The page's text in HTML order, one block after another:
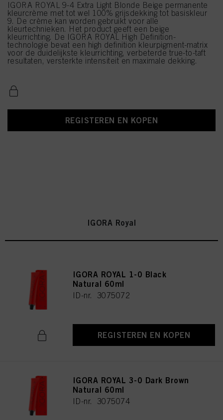
IGORA ROYAL 9-4 Extra Light Blonde Beige permanente
kleurcrème met tot wel 100% grijsdekking tot basiskleur
9. De crème kan worden gebruikt voor alle
kleurtechnieken. Het product geeft een beige
kleurrichting. De IGORA ROYAL High Definition-
technologie bevat een high definition kleurpigment-matrix
voor de duidelijkste kleurrichting, verbeterde true-to-taft
resultaten, versterkte intensiteit en maximale dekking.
REGISTEREN EN KOPEN
IGORA Royal
IGORA ROYAL 1-0 Black
Natural 60ml
ID-nr. 3075072
REGISTEREN EN KOPEN
IGORA ROYAL 3-0 Dark Brown
Natural 60ml
ID-nr. 3075074